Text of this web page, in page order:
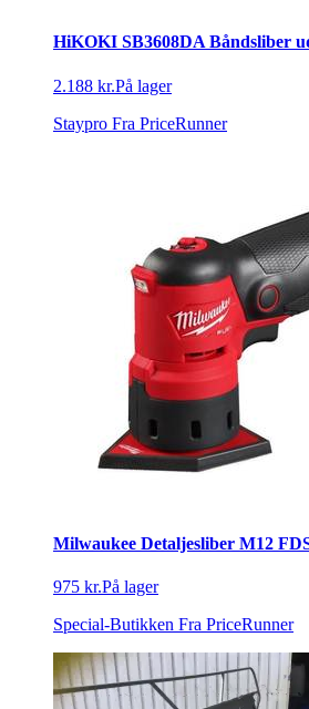
HiKOKI SB3608DA Båndsliber
2.188 kr.På lager
Staypro Fra PriceRunner
Milwaukee Detaljesliber M12
975 kr.På lager
Special-Butikken Fra PriceRunner